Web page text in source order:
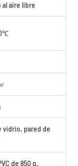
al aire libre
vidrio, pared de
de 850 g.